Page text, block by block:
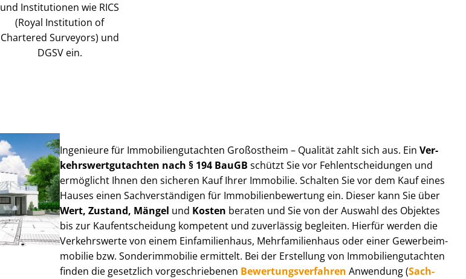
und Institutionen wie RICS
(Royal Institution of
Chartered Surveyors) und
DGSV ein.
Ingenieure für Im­mo­bi­li­en­gut­ach­ten Großostheim – Qualität zahlt sich aus. Ein Ver­
kehrs­wert­gut­ach­ten nach § 194 BauGB schützt Sie vor Fehl­ent­schei­dun­gen und
ermöglicht Ihnen den sicheren Kauf Ihrer Immobilie. Schalten Sie vor dem Kauf eines
Hauses einen Sach­ver­stän­di­gen für Im­mo­bi­li­en­be­wer­tung ein. Dieser kann Sie über
Wert, Zustand, Mängel und Kosten beraten und Sie von der Auswahl des Objektes
bis zur Kauf­ent­schei­dung kompetent und zuverlässig begleiten. Hierfür werden die
Verkehrswerte von einem Einfamilienhaus, Mehr­fa­mi­li­en­haus oder einer Ge­wer­be­im­
mo­bi­lie bzw. Sonderimmobilie ermittelt. Bei der Erstellung von Im­mo­bi­li­en­gut­ach­ten
finden die gesetzlich vor­ge­schrie­be­nen Be­wer­tungs­ver­fah­ren Anwendung (Sach­